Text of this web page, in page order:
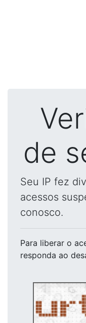
de
Seu IP fez
acessos
conosco.
Para liberar o
responda ao